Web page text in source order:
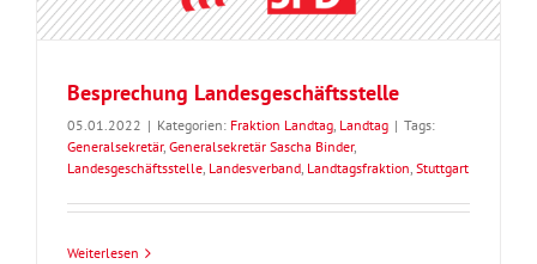
Besprechung Landesgeschäftsstelle
05.01.2022 | Kategorien: Fraktion Landtag, Landtag | Tags:
Generalsekretär, Generalsekretär Sascha Binder,
Landesgeschäftsstelle, Landesverband, Landtagsfraktion, Stuttgart
Weiterlesen